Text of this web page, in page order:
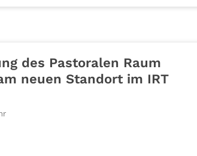
des Pastoralen Raum
neuen Standort im IRT